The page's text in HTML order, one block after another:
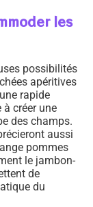
les
possibilités
apéritives
rapide
créer une
des champs.
aussi
pommes
le jambon-
de
du